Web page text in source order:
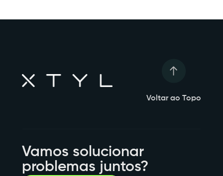
Voltar ao Topo
Vamos solucionar
problemas juntos?